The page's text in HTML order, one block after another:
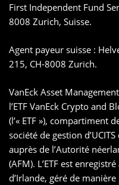
First Independent Fund
8008 Zurich, Suisse.
Agent payeur suisse :
215, CH-8008 Zurich.
VanEck Asset
l’ETF VanEck Crypto and
(l’« ETF »), compartiment
société de gestion
auprès de l’Autorité
(AFM). L’ETF est
d’Irlande, géré de